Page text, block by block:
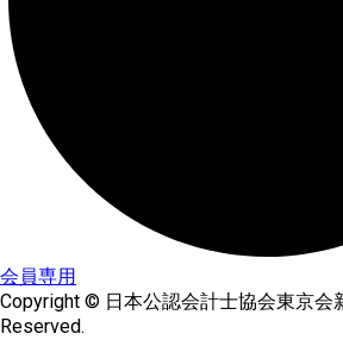
会員専用
Copyright © 日本公認会計士協会東京会
Reserved.